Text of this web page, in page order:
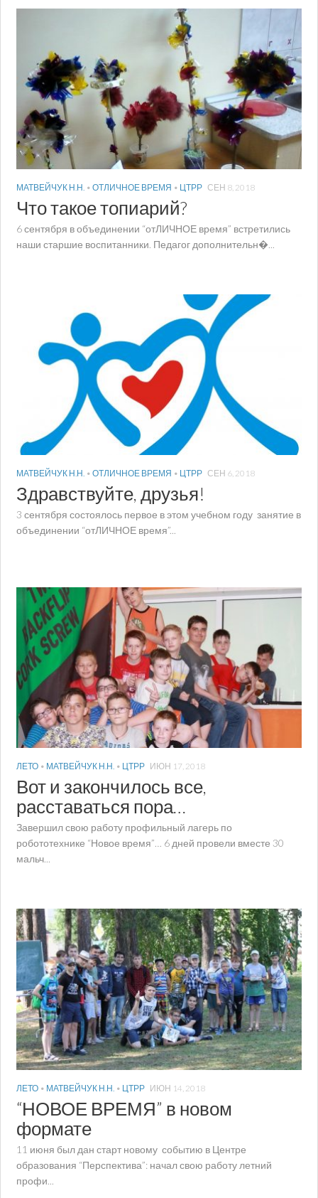
МАТВЕЙЧУК Н.Н. • ОТЛИЧНОЕ ВРЕМЯ • ЦТРР СЕН 8, 2018
Что такое топиарий?
6 сентября в объединении “отЛИЧНОЕ время” встретились
наши старшие воспитанники. Педагог дополнительн�...
МАТВЕЙЧУК Н.Н. • ОТЛИЧНОЕ ВРЕМЯ • ЦТРР СЕН 6, 2018
Здравствуйте, друзья!
3 сентября состоялось первое в этом учебном году занятие в
объединении “отЛИЧНОЕ время”...
ЛЕТО • МАТВЕЙЧУК Н.Н. • ЦТРР ИЮН 17, 2018
Вот и закончилось все,
расставаться пора…
Завершил свою работу профильный лагерь по
робототехнике “Новое время”… 6 дней провели вместе 30
мальч...
ЛЕТО • МАТВЕЙЧУК Н.Н. • ЦТРР ИЮН 14, 2018
“НОВОЕ ВРЕМЯ” в новом
формате
11 июня был дан старт новому событию в Центре
образования “Перспектива”: начал свою работу летний
профи...